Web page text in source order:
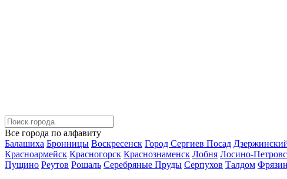
Все города по алфавиту
Балашиха Бронницы Воскресенск Город Сергиев Посад
Красноармейск Красногорск Краснознаменск Лобня Лосино-
Пущино Реутов Рошаль Серебряные Пруды Серпухов Талдом